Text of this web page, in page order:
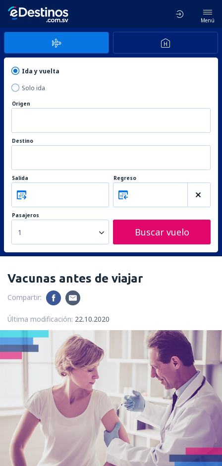
Menú
Ida y vuelta
Solo ida
Origen
Destino
Salida Regreso
Pasajeros
1 Buscar vuelo
Vacunas antes de viajar
Compartir:
Última modificación: 22.10.2020